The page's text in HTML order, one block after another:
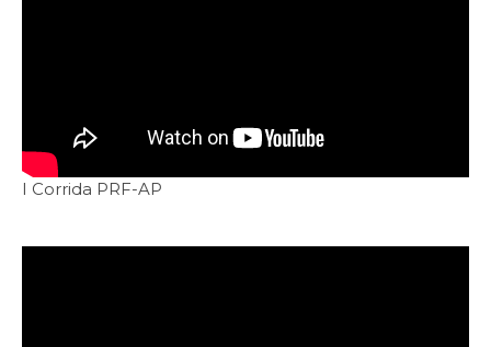
I Corrida PRF-AP